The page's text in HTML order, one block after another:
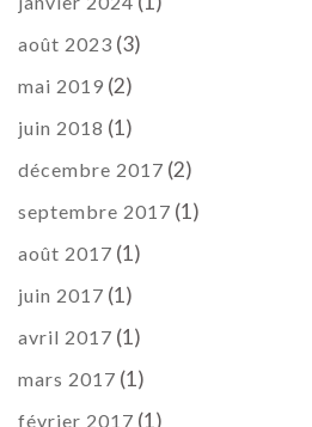
août 2023 (3)
mai 2019 (2)
juin 2018 (1)
décembre 2017 (2)
septembre 2017 (1)
août 2017 (1)
juin 2017 (1)
avril 2017 (1)
mars 2017 (1)
février 2017 (1)